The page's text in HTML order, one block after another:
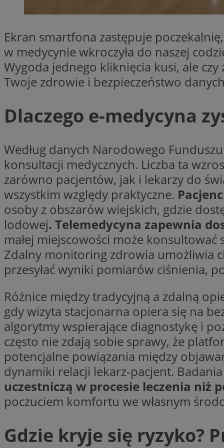
Ekran smartfona zastępuje
w medycynie wkroczyła do naszej
Wygoda jednego kliknięcia kusi, ale czy
Twoje zdrowie i bezpieczeństwo
Dlaczego e-medycyna
Według danych Narodowego
konsultacji medycznych. Liczba ta
zarówno pacjentów, jak i lekarzy do
wszystkim względy praktyczne.
osoby z obszarów wiejskich, gdzie
lodowej. Telemedycyna zapewnia
małej miejscowości może
Zdalny monitoring zdrowia umożliwia
przesyłać wyniki pomiarów ciśnienia,
Różnice między tradycyjną a zdalną
gdy wizyta stacjonarna opiera się na
algorytmy wspierające diagnostykę i
często nie zdają sobie sprawy, że
potencjalne powiązania między
dynamiki relacji lekarz-pacjent. Badania
uczestniczą w procesie leczenia niż
poczuciem komfortu we własnym
Gdzie kryje się ryzyko?
MvSessID
euds
li_gc
suid
INGRESSCOOKIE
__cf_bm
Nazwa
sa-user-id-v3
Nazwa
TDID
tt_viewer
Nazwa
google_push
Nazwa
openstat_gid
WMF-Uniq
__mguid_